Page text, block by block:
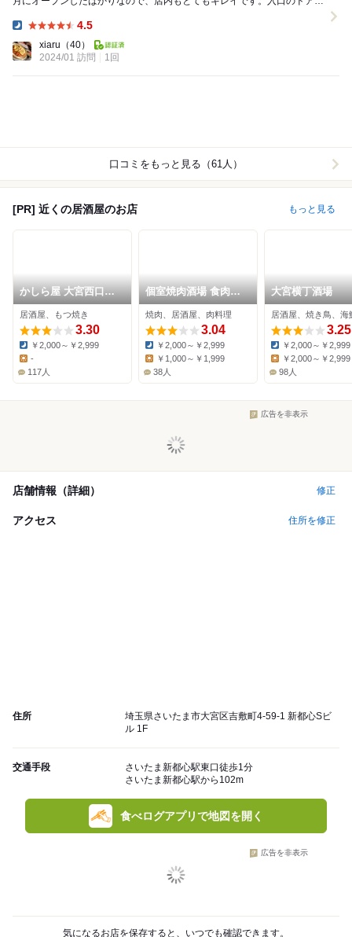
4.5
xiaru （40）
2024/01 訪問
1回
口コミをもっと見る（61人）
[PR] 近くの居酒屋のお店 もっと見る
かしら屋 大宮西口新
店
居酒屋、もつ焼き
3.30
Dinner:
￥2,000～￥2,999
-
117人
個室焼肉酒場 食肉セ
ンター 肉道場 大宮本
店
焼肉、居酒屋、肉料理
3.04
Dinner:
￥2,000～￥2,999
Lunch:
￥1,000～￥1,999
38人
大宮横丁酒場
居酒屋、焼き鳥、海
3.25
Dinner:
￥2,000～￥2,999
Lunch:
￥2,000～￥2,999
98人
広告を非表示
店舗情報（詳細） 修正
アクセス 住所を修正
住所
埼玉県さいたま市大宮区吉敷町4-59-1 新都心Sビ
ル 1F
交通手段
さいたま新都心駅東口徒歩1分
さいたま新都心駅から102m
食べログアプリで地図を開く
広告を非表示
気になるお店を保存すると、いつでも確認できます。